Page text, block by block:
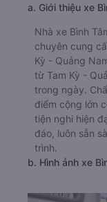
a. Giới thiệu xe
Nhà xe Bình
chuyên cung
Kỳ - Quảng
từ Tam Kỳ -
trong ngày.
điểm cộng lớn
tiện nghi hiện
đáo, luôn sẵn
trình.
b. Hình ảnh xe